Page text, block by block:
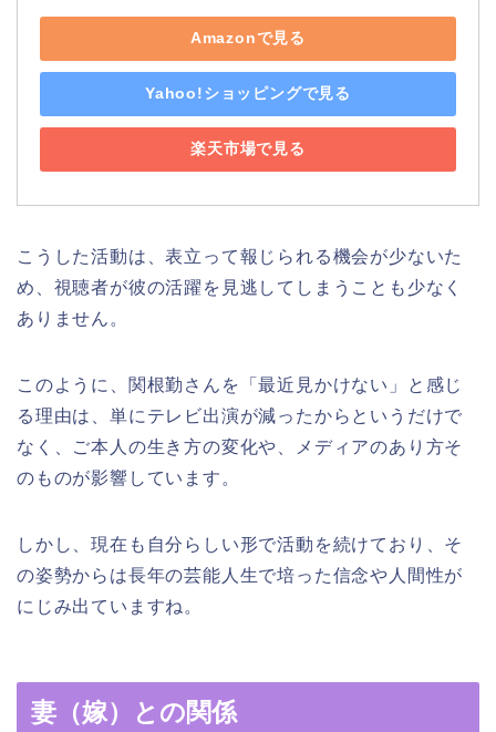
Amazonで見る
Yahoo!ショッピングで見る
楽天市場で見る
こうした活動は、表立って報じられる機会が少ないた
め、視聴者が彼の活躍を見逃してしまうことも少なく
ありません。
このように、関根勤さんを「最近見かけない」と感じ
る理由は、単にテレビ出演が減ったからというだけで
なく、ご本人の生き方の変化や、メディアのあり方そ
のものが影響しています。
しかし、現在も自分らしい形で活動を続けており、そ
の姿勢からは長年の芸能人生で培った信念や人間性が
にじみ出ていますね。
妻（嫁）との関係